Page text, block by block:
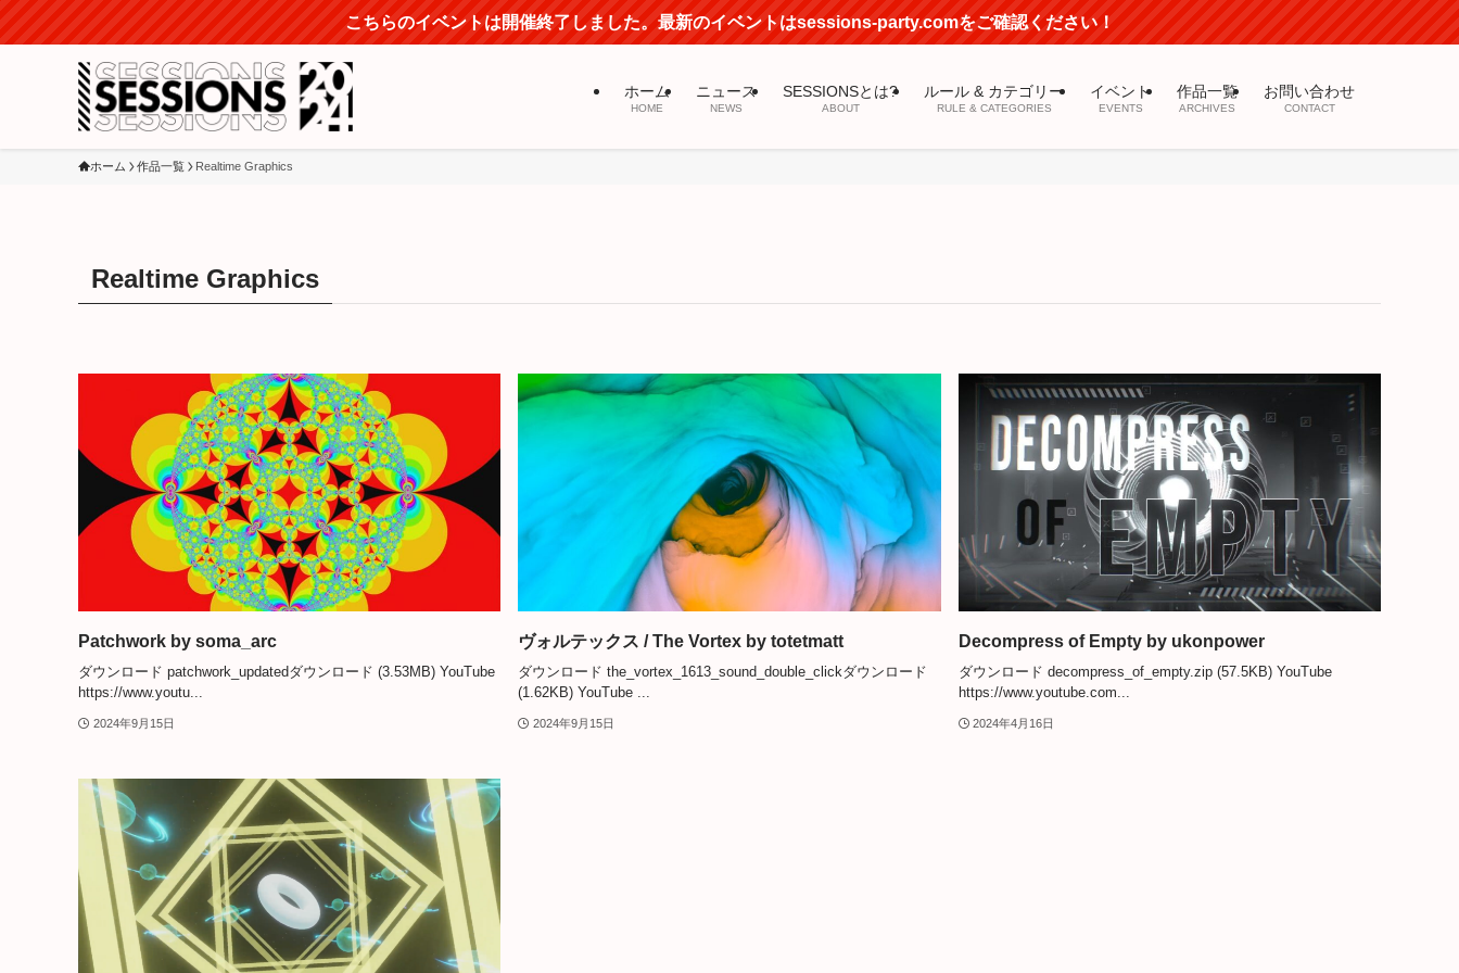
こちらのイベントは開催終了しました。最新のイベントはsessions-party.comをご確認ください！
ホーム
HOME
ニュース
NEWS
SESSIONSとは?
ABOUT
ルール & カテゴリー
RULE & CATEGORIES
イベント
EVENTS
作品一覧
ARCHIVES
お問い合わせ
CONTACT
ホーム 作品一覧 Realtime Graphics
Realtime Graphics
Patchwork by soma_arc
ダウンロード patchwork_updatedダウンロード (3.53MB) YouTube
https://www.youtu...
2024年9月15日
ヴォルテックス / The Vortex by totetmatt
ダウンロード the_vortex_1613_sound_double_clickダウンロード
(1.62KB) YouTube ...
2024年9月15日
Decompress of Empty by ukonpower
ダウンロード decompress_of_empty.zip (57.5KB) YouTube
https://www.youtube.com...
2024年4月16日